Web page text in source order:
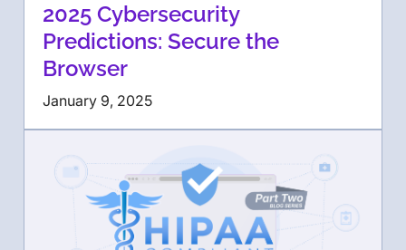
2025 Cybersecurity
Predictions: Secure the
Browser
January 9, 2025